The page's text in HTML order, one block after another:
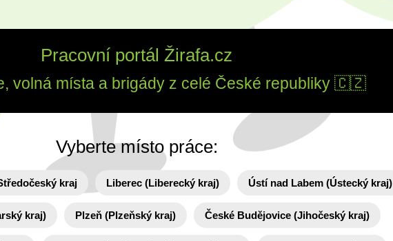
Pracovní portál Žirafa.cz
volná místa a brigády z celé České republiky 🇨🇿
Vyberte místo práce:
kraj Liberec (Liberecký kraj) Ústí nad Labem (Ústecký kraj)
kraj) Plzeň (Plzeňský kraj) České Budějovice (Jihočeský kraj)